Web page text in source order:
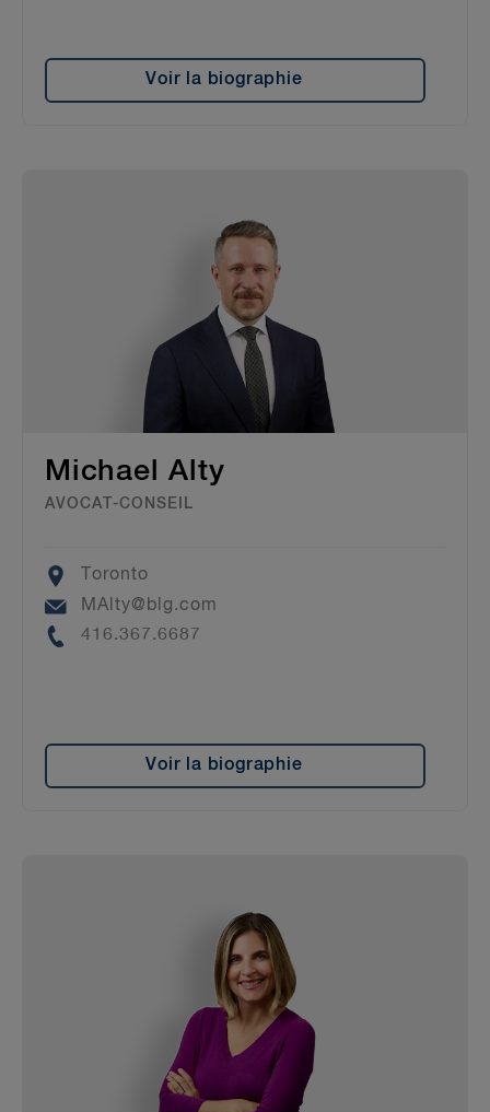
Voir la biographie
Michael Alty
AVOCAT-CONSEIL
Location
Toronto
Email
MAlty@blg.com
Phone
416.367.6687
Voir la biographie